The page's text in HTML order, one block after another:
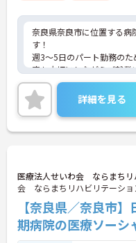
奈良県奈良市に位置する病
す！
週3～5日のパート勤務の
定も大切にしながらご就業
ご興味ある方には、面接対
詳細をお話しいたしますの
い！
詳細を見る
医療法人せいわ会 ならまちリ
会 ならまちリハビリテーショ
【奈良県／奈良市
期病院の医療ソーシ